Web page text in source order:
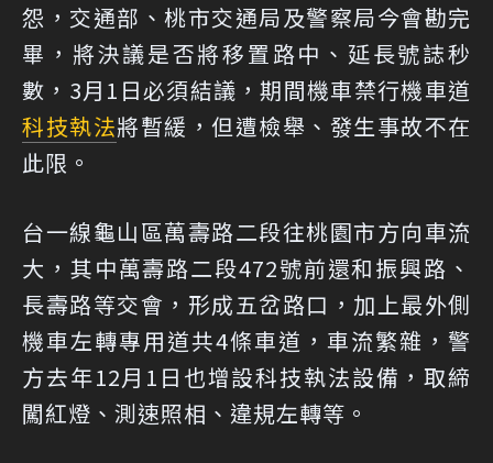
怨，交通部、桃市交通局及警察局今會勘完
畢，將決議是否將移置路中、延長號誌秒
數，3月1日必須結議，期間機車禁行機車道
科技執法將暫緩，但遭檢舉、發生事故不在
此限。
台一線龜山區萬壽路二段往桃園市方向車流
大，其中萬壽路二段472號前還和振興路、
長壽路等交會，形成五岔路口，加上最外側
機車左轉專用道共4條車道，車流繁雜，警
方去年12月1日也增設科技執法設備，取締
闖紅燈、測速照相、違規左轉等。